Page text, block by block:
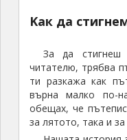
Kак да
За да
читателю, трябва
ти разкажа как
върна малко по-
обещах, че
за лятото, така и